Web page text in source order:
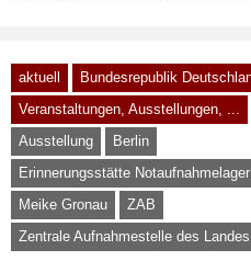
aktuell Bundesrepublik
Veranstaltungen, Ausstellungen, ...
Ausstellung
Berlin
Erinnerungsstätte
Meike Gronau
ZAB
Zentrale Aufnahmestelle des